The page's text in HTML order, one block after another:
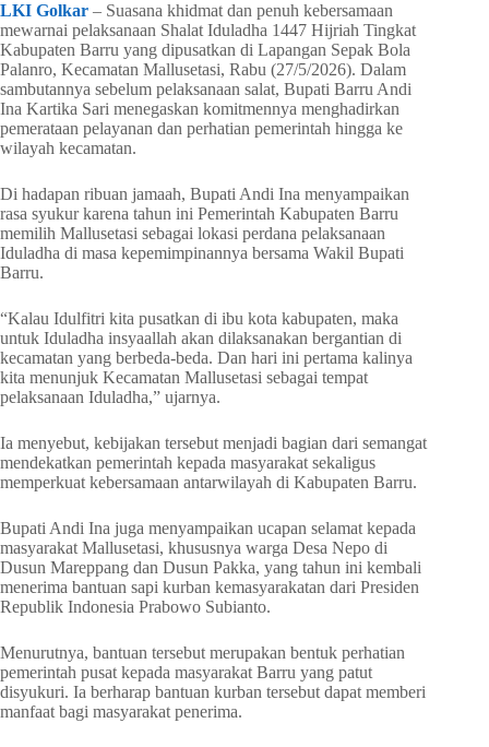
LKI Golkar – Suasana khidmat dan penuh kebersamaan
mewarnai pelaksanaan Shalat Iduladha 1447 Hijriah Tingkat
Kabupaten Barru yang dipusatkan di Lapangan Sepak Bola
Palanro, Kecamatan Mallusetasi, Rabu (27/5/2026). Dalam
sambutannya sebelum pelaksanaan salat, Bupati Barru Andi
Ina Kartika Sari menegaskan komitmennya menghadirkan
pemerataan pelayanan dan perhatian pemerintah hingga ke
wilayah kecamatan.
Di hadapan ribuan jamaah, Bupati Andi Ina menyampaikan
rasa syukur karena tahun ini Pemerintah Kabupaten Barru
memilih Mallusetasi sebagai lokasi perdana pelaksanaan
Iduladha di masa kepemimpinannya bersama Wakil Bupati
Barru.
“Kalau Idulfitri kita pusatkan di ibu kota kabupaten, maka
untuk Iduladha insyaallah akan dilaksanakan bergantian di
kecamatan yang berbeda-beda. Dan hari ini pertama kalinya
kita menunjuk Kecamatan Mallusetasi sebagai tempat
pelaksanaan Iduladha,” ujarnya.
Ia menyebut, kebijakan tersebut menjadi bagian dari semangat
mendekatkan pemerintah kepada masyarakat sekaligus
memperkuat kebersamaan antarwilayah di Kabupaten Barru.
Bupati Andi Ina juga menyampaikan ucapan selamat kepada
masyarakat Mallusetasi, khususnya warga Desa Nepo di
Dusun Mareppang dan Dusun Pakka, yang tahun ini kembali
menerima bantuan sapi kurban kemasyarakatan dari Presiden
Republik Indonesia Prabowo Subianto.
Menurutnya, bantuan tersebut merupakan bentuk perhatian
pemerintah pusat kepada masyarakat Barru yang patut
disyukuri. Ia berharap bantuan kurban tersebut dapat memberi
manfaat bagi masyarakat penerima.